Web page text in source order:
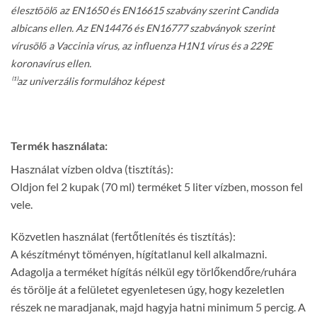
élesztőölő az EN1650 és EN16615 szabvány szerint Candida
albicans ellen. Az EN14476 és EN16777 szabványok szerint
vírusölő a Vaccinia vírus, az influenza H1N1 vírus és a 229E
koronavírus ellen.
⁽¹⁾az univerzális formulához képest
Termék használata:
Használat vízben oldva (tisztítás):
Oldjon fel 2 kupak (70 ml) terméket 5 liter vízben, mosson fel
vele.
Közvetlen használat (fertőtlenítés és tisztítás):
A készítményt töményen, hígítatlanul kell alkalmazni.
Adagolja a terméket hígítás nélkül egy törlőkendőre/ruhára
és törölje át a felületet egyenletesen úgy, hogy kezeletlen
részek ne maradjanak, majd hagyja hatni minimum 5 percig. A